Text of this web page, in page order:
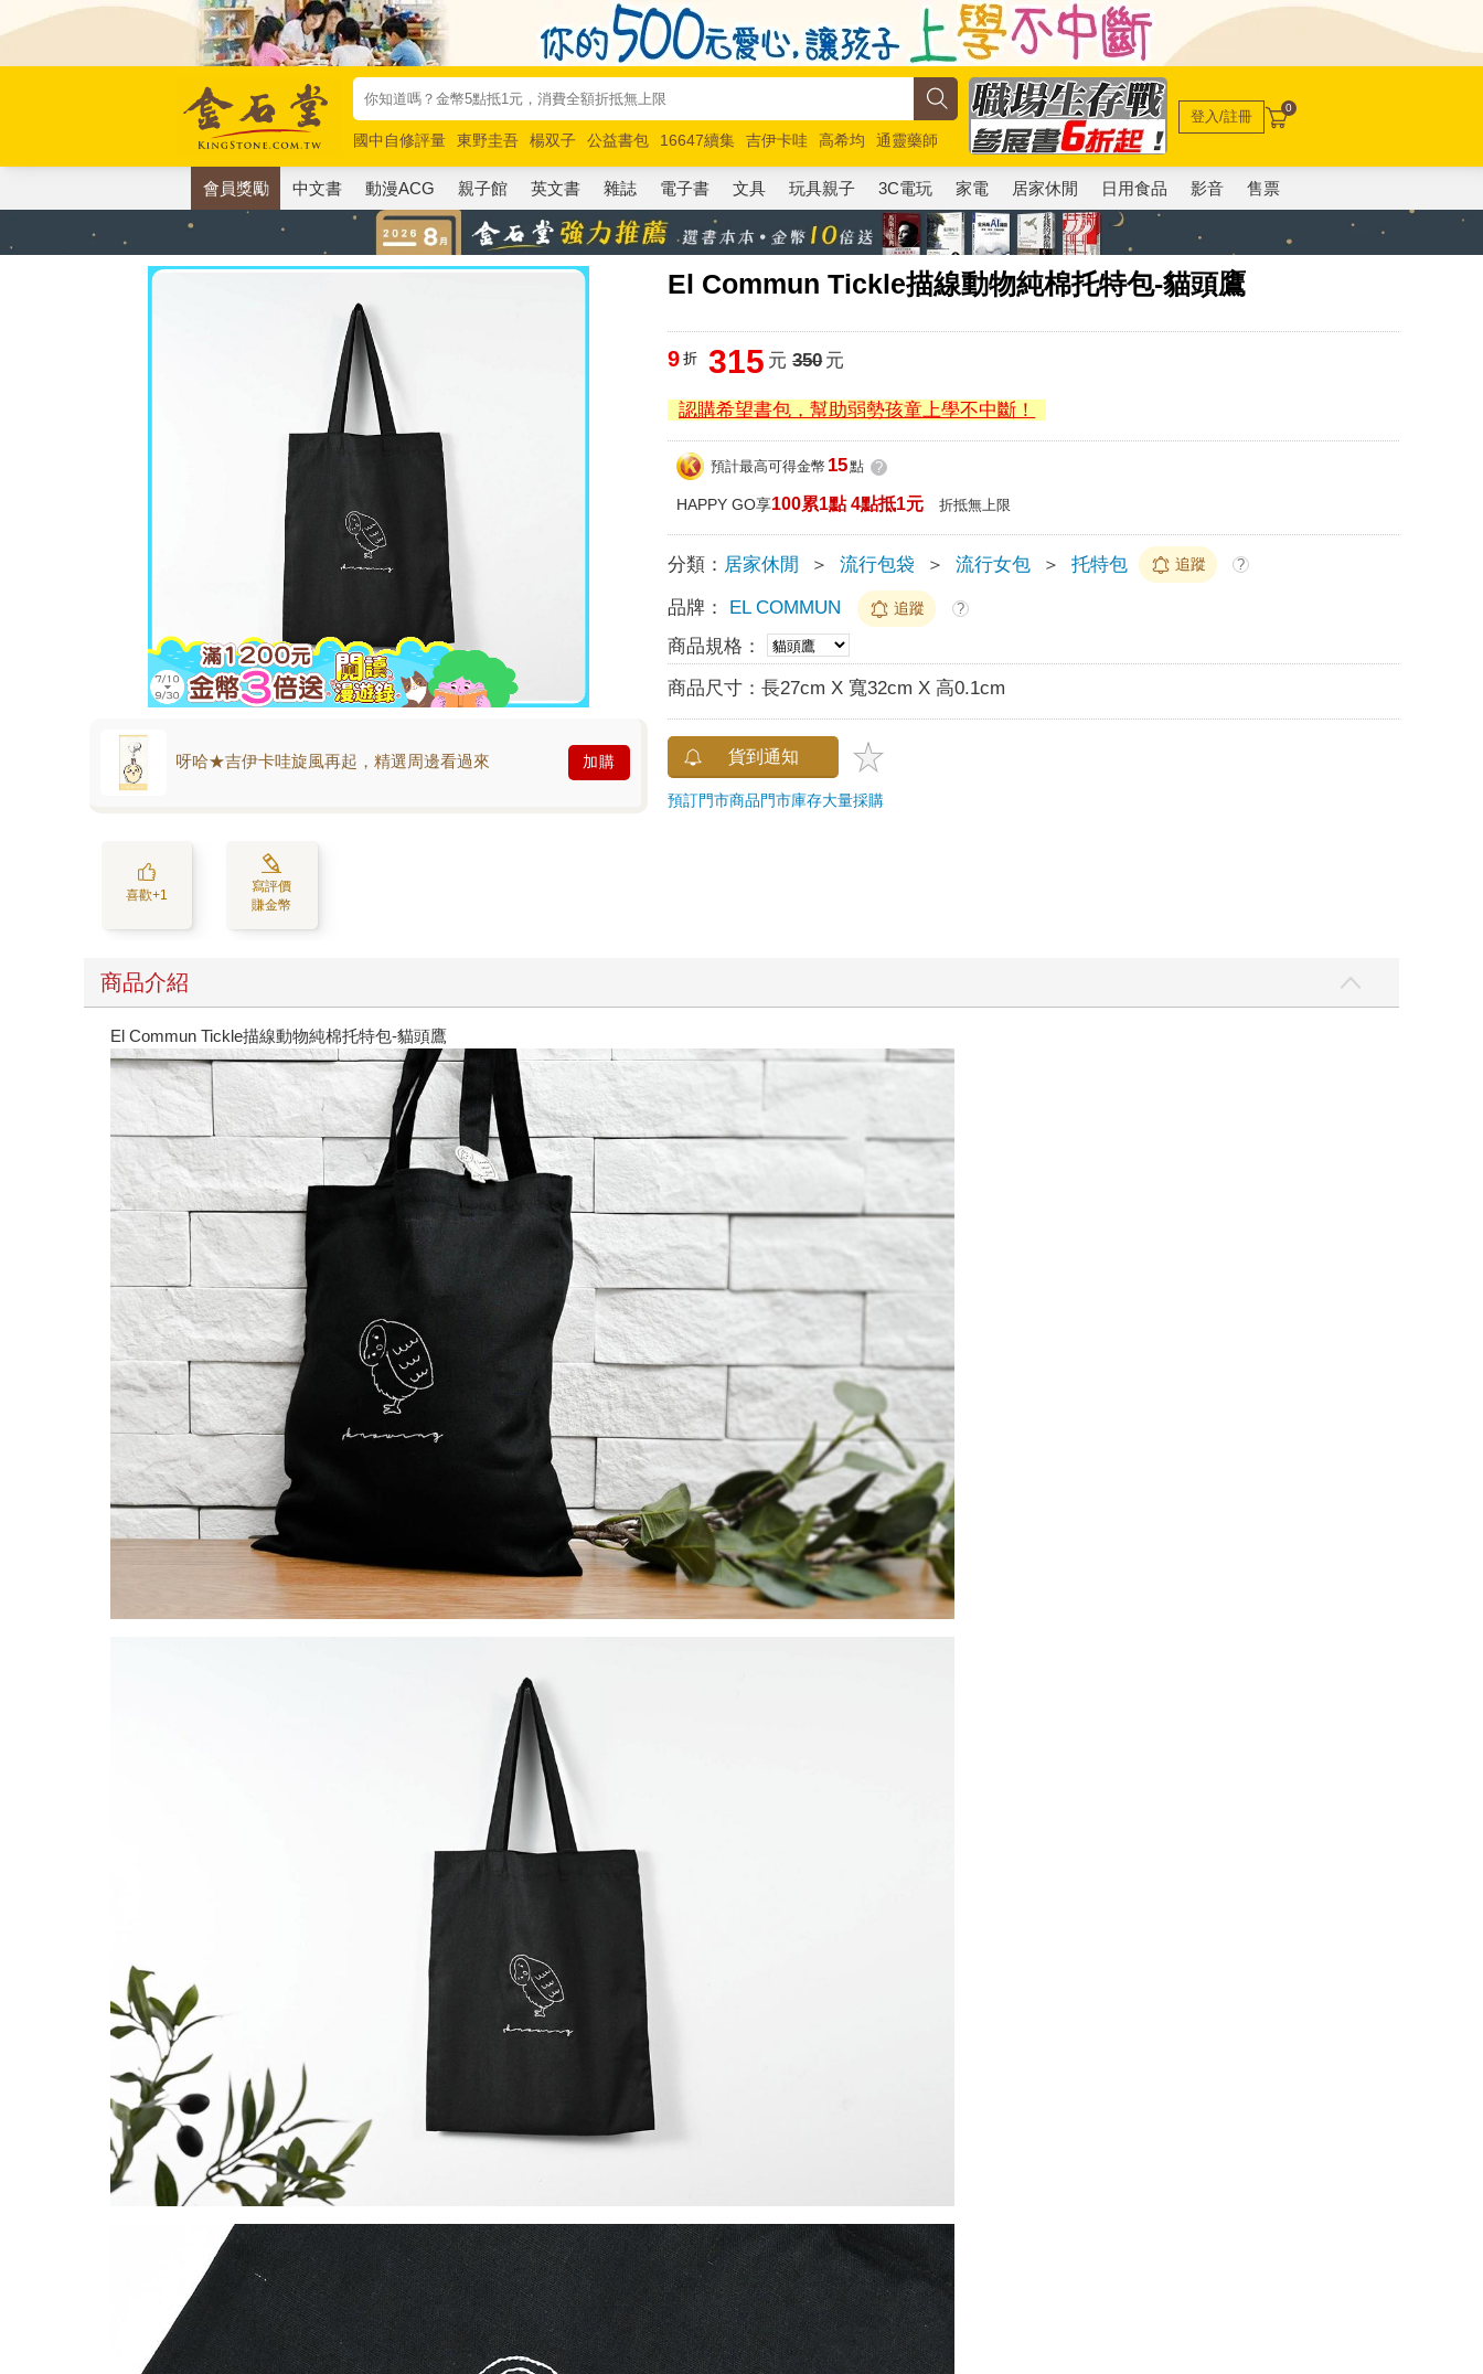
國中自修評量 東野圭吾 楊双子 公益書包 16647續集 吉伊卡哇 高希均
通靈藥師
唯紅花綻放
奧德賽 路邊攤新作 馬斯克 玩具總動員5 超慢跑
登入/註冊 0
會員獎勵 中文書 動漫ACG 親子館 英文書 雜誌 電子書 文具 玩具親子 3C電玩 家電 居家休閒 日用食品 影音 售票
El Commun Tickle描線動物純棉托特包-貓頭鷹
呀哈★吉伊卡哇旋風再起，精選周邊看過來 加購
喜歡+1
寫評價
賺金幣
9 折 315 元 350元
認購希望書包，幫助弱勢孩童上學不中斷！
預計最高可得金幣 15點 ?
HAPPY GO享100累1點 4點抵1元 折抵無上限
分類： 居家休閒 ＞ 流行包袋 ＞ 流行女包 ＞ 托特包 追蹤 ?
品牌： EL COMMUN 追蹤 ?
商品規格：
商品尺寸：長27cm X 寬32cm X 高0.1cm
貨到通知
預訂門市商品門市庫存大量採購
商品介紹
El Commun Tickle描線動物純棉托特包-貓頭鷹